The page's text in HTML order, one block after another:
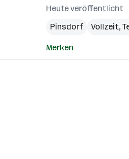
Heute veröffentlicht
Pinsdorf
Vollzeit,
Merken